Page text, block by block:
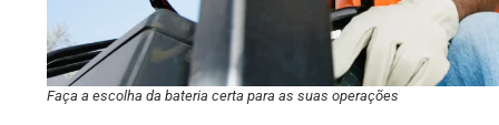
Faça a escolha da bateria certa para as suas operações